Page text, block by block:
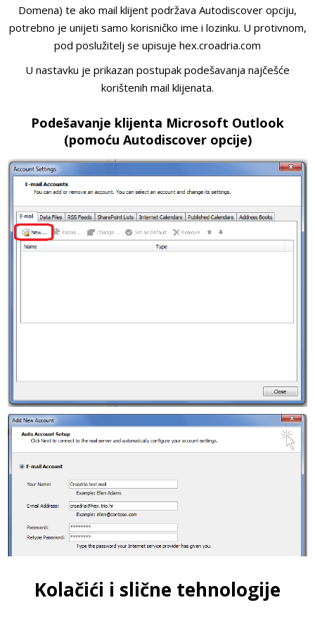
Kolačići i slične tehnologije
Domena) te ako mail klijent podržava Autodiscover opciju,
potrebno je unijeti samo korisničko ime i lozinku. U protivnom,
pod poslužitelj se upisuje hex.croadria.com
U nastavku je prikazan postupak podešavanja najčešće
korištenih mail klijenata.
Podešavanje klijenta Microsoft Outlook
(pomoću Autodiscover opcije)